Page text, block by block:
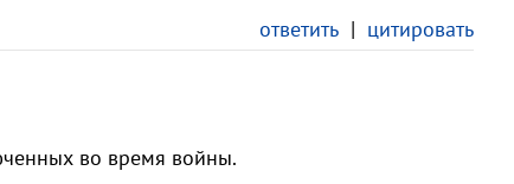
ответить | цитировать
во время войны.